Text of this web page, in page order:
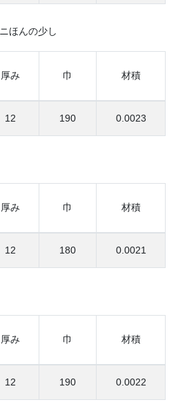
ほんの少し
厚み 巾 材積
12 190 0.0023
厚み 巾 材積
12 180 0.0021
厚み 巾 材積
12 190 0.0022